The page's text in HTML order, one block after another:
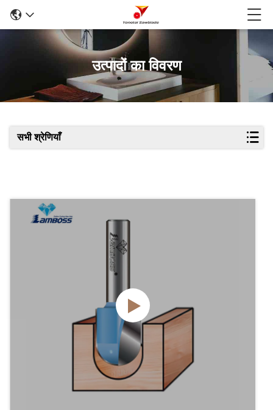
उत्पादों का विवरण
सभी श्रेणियाँ